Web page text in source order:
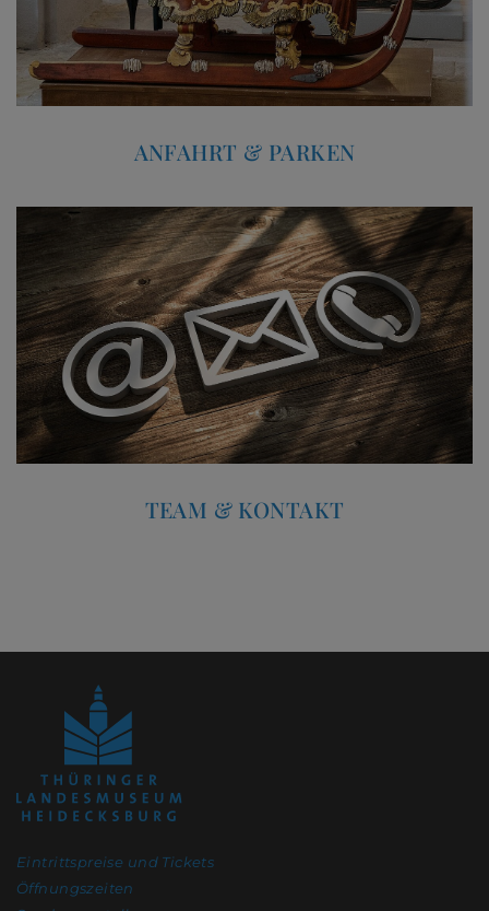
ANFAHRT & PARKEN
TEAM & KONTAKT
Eintrittspreise und Tickets
Öffnungszeiten